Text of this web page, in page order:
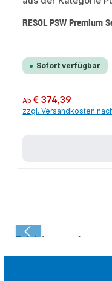
RESOL PSW Premium
Sofort verfügbar
Regulärer Preis:
Ab€ 374,39
zzgl. Versandkosten
Zuletzt angesehen: